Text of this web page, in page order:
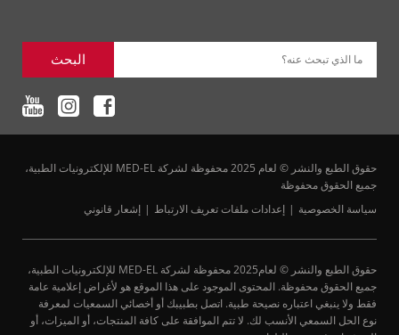
ما الذي تبحث عنه؟ البحث
حقوق الطبع والنشر © لعام 2025 محفوظة لشركة MED-EL للإلكترونيات الطبية،
جميع الحقوق محفوظة
سياسة الخصوصية
إعدادات ملفات تعريف الارتباط إشعار قانوني
حقوق الطبع والنشر © لعام2025 محفوظة لشركة MED-EL للإلكترونيات الطبية،
جميع الحقوق محفوظة. المحتوى الموجود على هذا الموقع هو لأغراض إعلامية عامة
فقط ولا ينبغي اعتباره نصيحة طبية. اتصل بطبيبك أو أخصائي السمعيات لمعرفة
نوع الحل السمعي الأنسب لك. لا تتم الموافقة على كافة المنتجات، أو الميزات، أو